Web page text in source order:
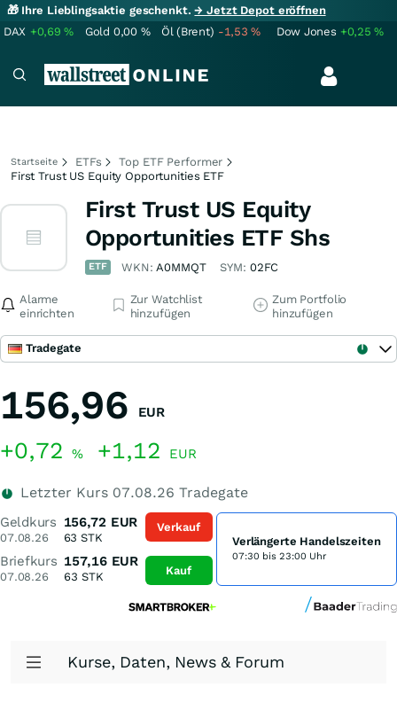
🎁 Ihre Lieblingsaktie geschenkt.→ Jetzt Depot eröffnen
DAX +0,69% Gold 0,00 % Öl (Brent) -1,53% Dow Jones +0,25%
Startseite ETFs
Top ETF Performer
First Trust US Equity Opportunities ETF
First Trust US Equity
Opportunities ETF Shs
ETF WKN:A0MMQT SYM: 02FC
Alarme
einrichten
Zur Watchlist
hinzufügen
Zum Portfolio
hinzufügen
Tradegate
156,96 EUR
+0,72 % +1,12 EUR
Letzter Kurs 07.08.26 Tradegate
Geldkurs
07.08.26
156,72 EUR
63 STK
Briefkurs
07.08.26
157,16 EUR
63 STK
Verkauf
Kauf
Verlängerte Handelszeiten
07:30 bis 23:00 Uhr
Kurse, Daten, News & Forum